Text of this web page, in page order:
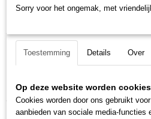
een maximaal restwatergehalte van
worden bewaard. In principe is
hoeveelheden worden gevoerd.
kleine, middelgrote- en grote
voor honden rekening houdt met de
onze huisdieren. Zo hebben kleinere
Sorry voor het ongemak, met
Toestemming Details Over
Op deze website worden
Cookies worden door ons gebruikt
aanbieden van sociale media-functies